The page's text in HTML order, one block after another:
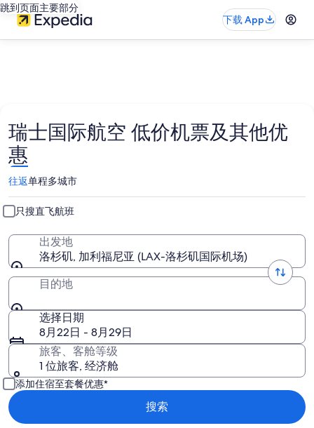
跳到页面主要部分
下载 App
瑞士国际航空 低价机票及其他优
惠
往返单程多城市
只搜直飞航班
出发地
洛杉矶, 加利福尼亚 (LAX-洛杉矶国际机场)
目的地
选择日期
8月22日 - 8月29日
旅客、客舱等级
1 位旅客, 经济舱
添加住宿至套餐优惠*
搜索